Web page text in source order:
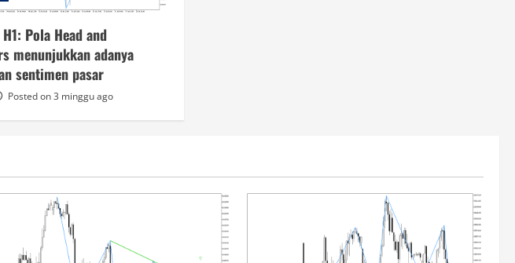
H1: Pola Head and
menunjukkan adanya
sentimen pasar
Posted on 3 minggu ago